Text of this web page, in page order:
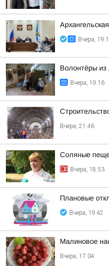
Вчера,
Волонтёры из
Вчера, 19:16
Вчера, 21:46
Соляные
Вчера, 18:53
Плановые
Вчера, 19:42
Малиновое
Вчера, 17:04